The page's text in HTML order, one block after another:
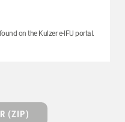
on the Kulzer e-IFU portal.
(ZIP)